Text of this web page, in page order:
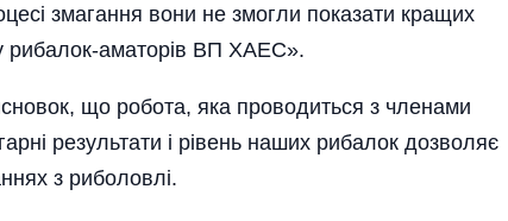
змагання вони не змогли показати кращих
рибалок-аматорів ВП ХАЕС».
що робота, яка проводиться з членами
результати і рівень наших­ рибалок дозволяє
з риболовлі.